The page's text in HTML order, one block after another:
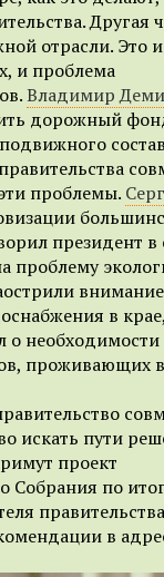
Другая
отрасли. Это
и проблема
Владимир
дорожный
проблемы.
президент в
проблему
внимание
в
о необходимости
проживающих
искать пути
проект
Собрания по
в